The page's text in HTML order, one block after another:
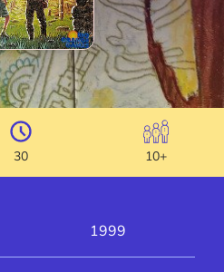
30 10+
1999